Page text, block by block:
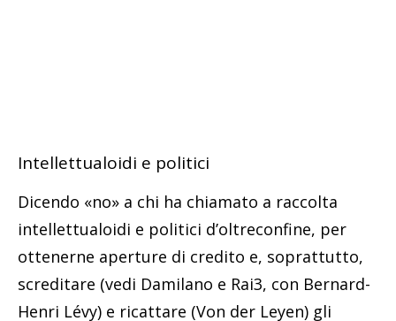
Intellettualoidi e politici
Dicendo «no» a chi ha chiamato a raccolta
intellettualoidi e politici d’oltreconfine, per
ottenerne aperture di credito e, soprattutto,
screditare (vedi Damilano e Rai3, con Bernard-
Henri Lévy) e ricattare (Von der Leyen) gli